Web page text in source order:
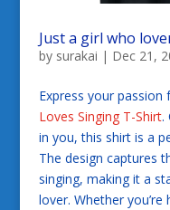
Just a girl who
by surakai | Dec 21,
Express your passion
Loves Singing T-Shirt.
in you, this shirt is a
The design captures
singing, making it a
lover. Whether